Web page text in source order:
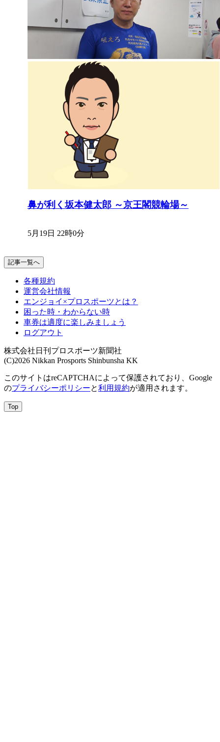
鼻が利く坂本健太郎 ～京王閣競輪場～
5月19日 22時0分
記事一覧へ
各種規約
運営会社情報
エンジョイ×プロスポーツとは？
困った時・わからない時
車券は適度に楽しみましょう
ログアウト
株式会社日刊プロスポーツ新聞社
(C)2026 Nikkan Prosports Shinbunsha KK
このサイトはreCAPTCHAによって保護されており、Google
のプライバシーポリシーと利用規約が適用されます。
Top